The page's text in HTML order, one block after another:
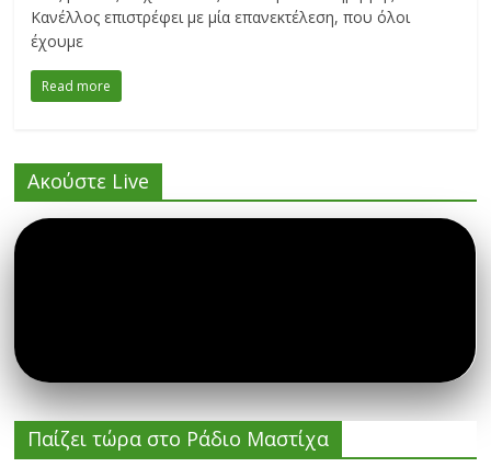
Κανέλλος επιστρέφει με μία επανεκτέλεση, που όλοι
έχουμε
Read more
Ακούστε Live
Παίζει τώρα στο Ράδιο Μαστίχα